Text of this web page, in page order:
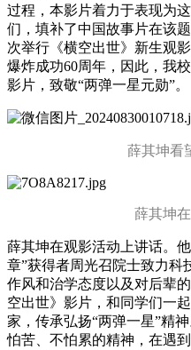
过程，本影片着力于表现为
们，填补了中国故事片在该
次举行《横空出世》新生观
爆炸成功60周年，因此，我
影片，致敬“两弹一星元勋”。
薛其坤看
薛其坤
薛其坤在观影活动上讲话。
章”获得者周光召院士致力科
作风和治学态度以及对后辈
空出世》影片，和同学们一
家，传承弘扬“两弹一星”精
怕苦、不怕累的精神，在遇